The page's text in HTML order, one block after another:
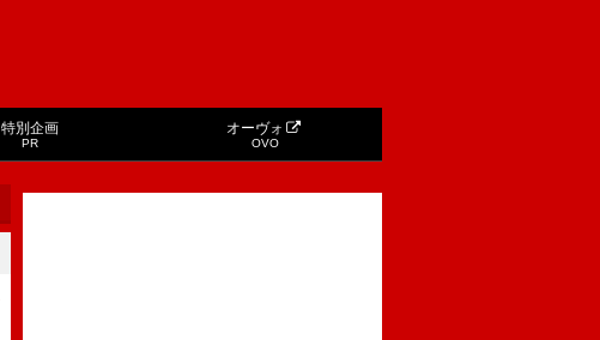
特別企画
PR
オーヴォ
OVO